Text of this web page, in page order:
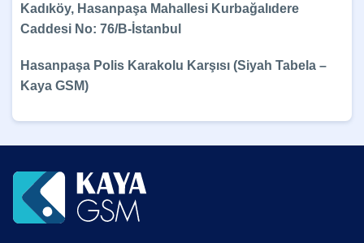
Kadıköy, Hasanpaşa Mahallesi Kurbağalıdere
Caddesi No: 76/B-İstanbul
Hasanpaşa Polis Karakolu Karşısı (Siyah Tabela –
Kaya GSM)